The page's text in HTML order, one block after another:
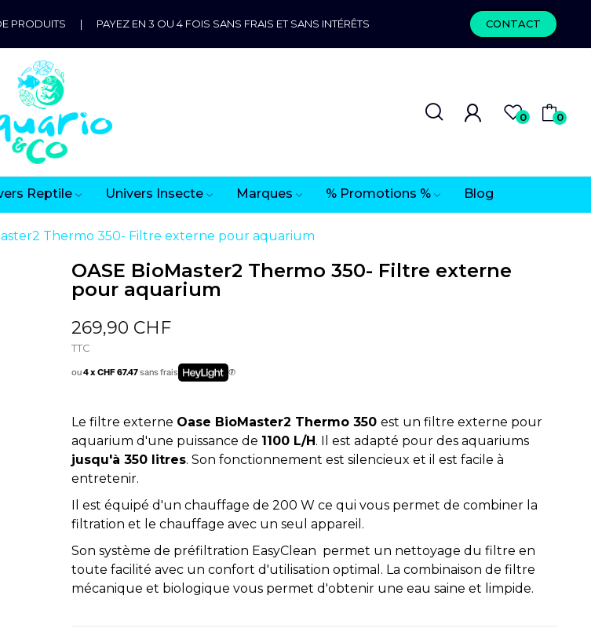
PRODUITS | PAYEZ EN 3 OU 4 FOIS SANS FRAIS ET SANS INTÉRÊTS CONTACT
0 0
Reptile Univers Insecte Marques % Promotions % Blog
Thermo 350- Filtre externe pour aquarium
OASE BioMaster2 Thermo 350- Filtre externe
pour aquarium
269,90 CHF
TTC
ou4 x CHF 67.47sans frais
Le filtre externe Oase BioMaster2 Thermo 350 est un filtre externe pour
aquarium d'une puissance de 1100 L/H. Il est adapté pour des aquariums
jusqu'à 350 litres. Son fonctionnement est silencieux et il est facile à
entretenir.
Il est équipé d'un chauffage de 200 W ce qui vous permet de combiner la
filtration et le chauffage avec un seul appareil.
Son système de préfiltration EasyClean permet un nettoyage du filtre en
toute facilité avec un confort d'utilisation optimal. La combinaison de filtre
mécanique et biologique vous permet d'obtenir une eau saine et limpide.